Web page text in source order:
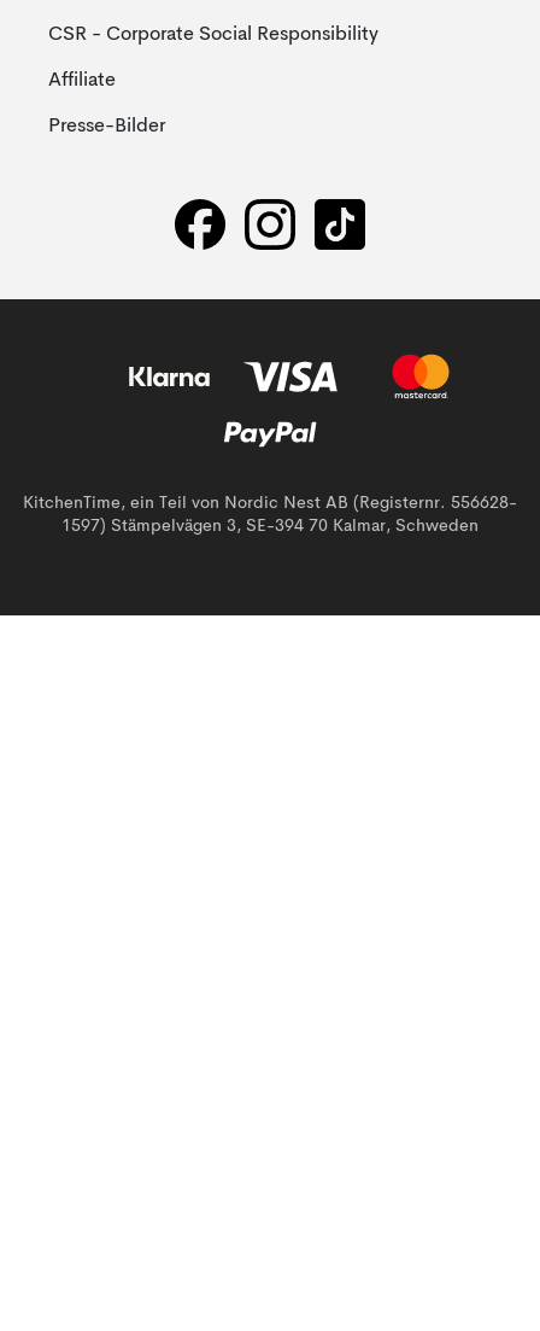
CSR - Corporate Social Responsibility
Affiliate
Presse-Bilder
KitchenTime, ein Teil von Nordic Nest AB (Registernr. 556628-
1597) Stämpelvägen 3, SE-394 70 Kalmar, Schweden